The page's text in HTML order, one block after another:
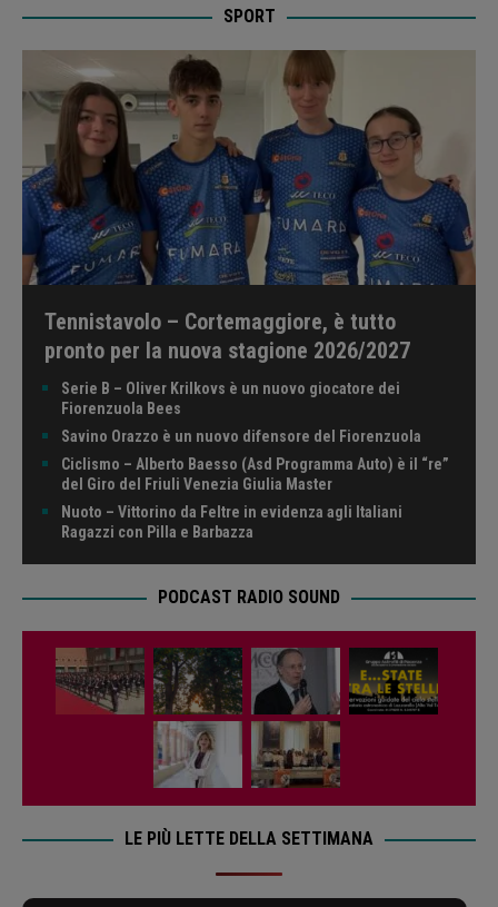
SPORT
Tennistavolo – Cortemaggiore, è tutto
pronto per la nuova stagione 2026/2027
Serie B – Oliver Krilkovs è un nuovo giocatore dei
Fiorenzuola Bees
Savino Orazzo è un nuovo difensore del Fiorenzuola
Ciclismo – Alberto Baesso (Asd Programma Auto) è il “re”
del Giro del Friuli Venezia Giulia Master
Nuoto – Vittorino da Feltre in evidenza agli Italiani
Ragazzi con Pilla e Barbazza
PODCAST RADIO SOUND
LE PIÙ LETTE DELLA SETTIMANA